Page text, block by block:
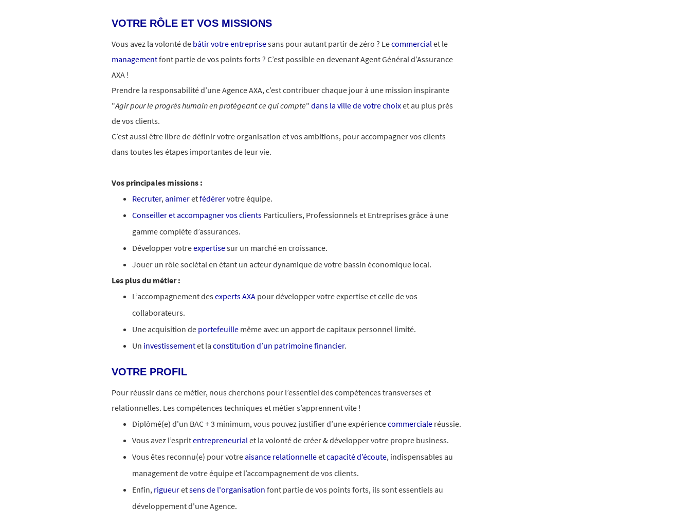
VOTRE RÔLE ET VOS MISSIONS
Vous avez la volonté de bâtir votre entreprisesans pour autant partir de zéro ? Lecommercialet le
managementfont partie de vos points forts ? C’est possible en devenant Agent Général d’Assurance
AXA !
Prendre la responsabilité d’une Agence AXA, c’est contribuer chaque jour à une mission inspirante
"Agir pour le progrès humain en protégeant ce qui compte" dans la ville de votre choixet au plus près
de vos clients.
C’est aussi être libre de définir votre organisation et vos ambitions, pour accompagner vos clients
dans toutes les étapes importantes de leur vie.
Vos principales missions :
Recruter, animeretfédérervotre équipe.
Conseiller et accompagner vos clients Particuliers, Professionnels et Entreprises grâce à une
gamme complète d’assurances.
Développer votreexpertisesur un marché en croissance.
Jouer un rôle sociétal en étant un acteur dynamique de votre bassin économique local.
Les plus du métier :
L’accompagnement desexperts AXA pour développer votre expertise et celle de vos
collaborateurs.
Une acquisition de portefeuille même avec un apport de capitaux personnel limité.
Un investissementet la constitution d’un patrimoine financier.
VOTRE PROFIL
Pour réussir dans ce métier, nous cherchons pour l’essentiel des compétences transverses et
relationnelles. Les compétences techniques et métier s’apprennent vite !
Diplômé(e) d'un BAC + 3 minimum, vous pouvez justifier d’une expériencecommerciale réussie.
Vous avez l’espritentrepreneurialet la volonté de créer & développer votre propre business.
Vous êtes reconnu(e) pour votre aisance relationnelleetcapacité d’écoute, indispensables au
management de votre équipe et l’accompagnement de vos clients.
Enfin, rigueuretsens de l'organisation font partie de vos points forts, ils sont essentiels au
développement d'une Agence.